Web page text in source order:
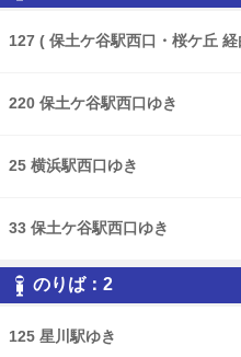
127 ( 保土ケ谷駅西口・桜ケ丘
220 保土ケ谷駅西口ゆき
25 横浜駅西口ゆき
33 保土ケ谷駅西口ゆき
のりば：2
125 星川駅ゆき